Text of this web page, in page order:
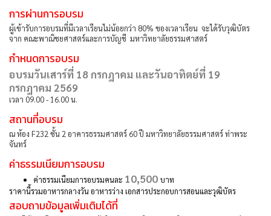
การผ่านการอบรม
ผู้เข้ารับการอบรมที่มีเวลาเรียนไม่น้อยกว่า 80% ของเวลาเรียน จะได้รับวุฒิบัตร
จาก คณะพาณิชยศาสตร์และการบัญชี มหาวิทยาลัยธรรมศาสตร์
กำหนดการอบรม
อบรมวันเสาร์ที่ 18 กรกฎาคม และวันอาทิตย์ที่ 19
กรกฎาคม 2569
เวลา 09.00 - 16.00 น.
สถานที่อบรม
ณ ห้อง F232 ชั้น 2 อาคารธรรมศาสตร์ 60 ปี มหาวิทยาลัยธรรมศาสตร์ ท่าพระ
จันทร์
ค่าธรรมเนียมการอบรม
ค่าธรรมเนียมการอบรมคนละ 10,500 บาท
ราคานี้รวมอาหารกลางวัน อาหารว่าง เอกสารประกอบการสอนและวุฒิบัตร
สอบถามข้อมูลเพิ่มเติมได้ที่